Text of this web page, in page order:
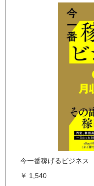
今一番稼げるビジネ
￥ 1,540